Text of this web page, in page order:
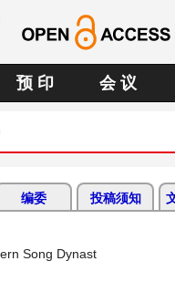
预 印 会 议
编委 投稿须知
Song Dynast